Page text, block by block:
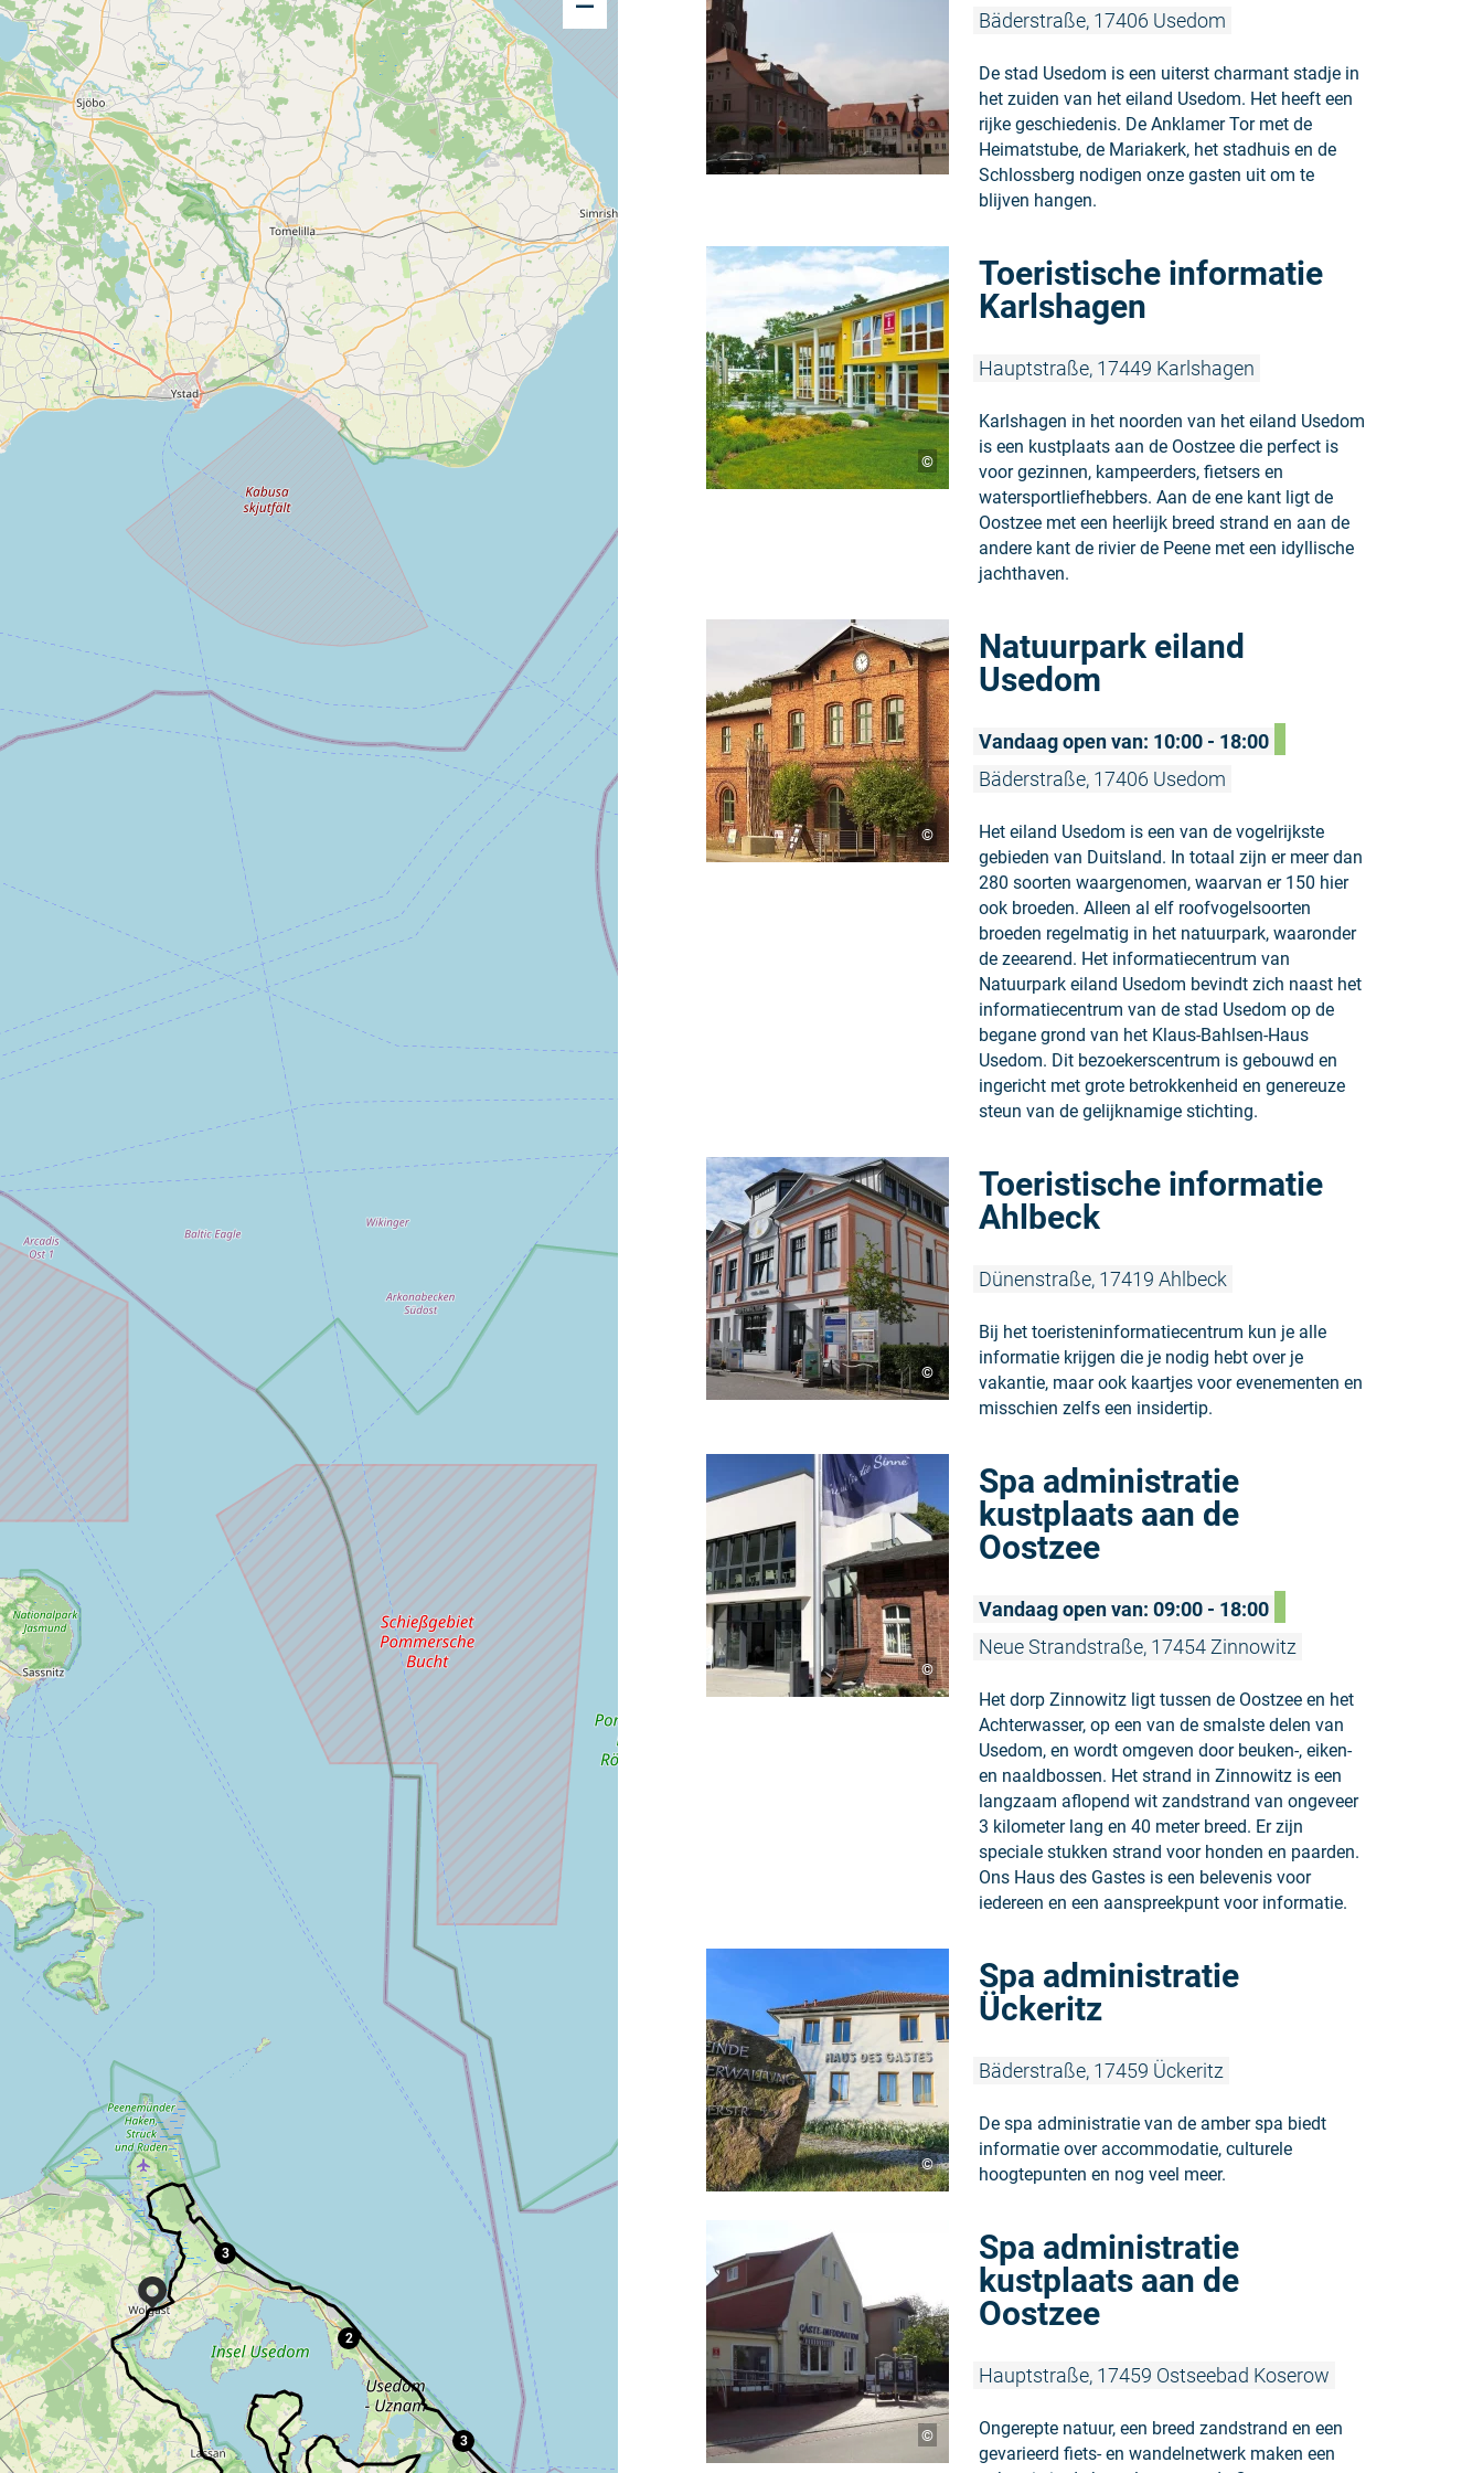
3
2
3
Bäderstraße, 17406 Usedom
De stad Usedom is een uiterst charmant stadje in
het zuiden van het eiland Usedom. Het heeft een
rijke geschiedenis. De Anklamer Tor met de
Heimatstube, de Mariakerk, het stadhuis en de
Schlossberg nodigen onze gasten uit om te
blijven hangen.
©
Toeristische informatie
Karlshagen
Hauptstraße, 17449 Karlshagen
Karlshagen in het noorden van het eiland Usedom
is een kustplaats aan de Oostzee die perfect is
voor gezinnen, kampeerders, fietsers en
watersportliefhebbers. Aan de ene kant ligt de
Oostzee met een heerlijk breed strand en aan de
andere kant de rivier de Peene met een idyllische
jachthaven.
©
Natuurpark eiland
Usedom
Vandaag open van: 10:00 - 18:00
Bäderstraße, 17406 Usedom
Het eiland Usedom is een van de vogelrijkste
gebieden van Duitsland. In totaal zijn er meer dan
280 soorten waargenomen, waarvan er 150 hier
ook broeden. Alleen al elf roofvogelsoorten
broeden regelmatig in het natuurpark, waaronder
de zeearend. Het informatiecentrum van
Natuurpark eiland Usedom bevindt zich naast het
informatiecentrum van de stad Usedom op de
begane grond van het Klaus-Bahlsen-Haus
Usedom. Dit bezoekerscentrum is gebouwd en
ingericht met grote betrokkenheid en genereuze
steun van de gelijknamige stichting.
©
Toeristische informatie
Ahlbeck
Dünenstraße, 17419 Ahlbeck
Bij het toeristeninformatiecentrum kun je alle
informatie krijgen die je nodig hebt over je
vakantie, maar ook kaartjes voor evenementen en
misschien zelfs een insidertip.
©
Spa administratie
kustplaats aan de
Oostzee
Vandaag open van: 09:00 - 18:00
Neue Strandstraße, 17454 Zinnowitz
Het dorp Zinnowitz ligt tussen de Oostzee en het
Achterwasser, op een van de smalste delen van
Usedom, en wordt omgeven door beuken-, eiken-
en naaldbossen. Het strand in Zinnowitz is een
langzaam aflopend wit zandstrand van ongeveer
3 kilometer lang en 40 meter breed. Er zijn
speciale stukken strand voor honden en paarden.
Ons Haus des Gastes is een belevenis voor
iedereen en een aanspreekpunt voor informatie.
©
Spa administratie
Ückeritz
Bäderstraße, 17459 Ückeritz
De spa administratie van de amber spa biedt
informatie over accommodatie, culturele
hoogtepunten en nog veel meer.
©
Spa administratie
kustplaats aan de
Oostzee
Hauptstraße, 17459 Ostseebad Koserow
Ongerepte natuur, een breed zandstrand en een
gevarieerd fiets- en wandelnetwerk maken een